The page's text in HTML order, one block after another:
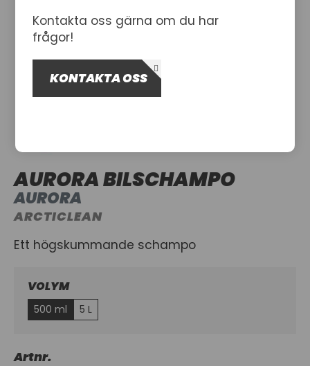
AURORA BILSCHAMPO
AURORA
ARCTICLEAN
Ett högskummande schampo
VOLYM
500 ml 5 L
Artnr.
Kontakta oss gärna om du har
frågor!
KONTAKTA OSS